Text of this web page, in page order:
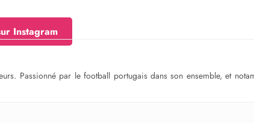
Instagram
Passionné par le football portugais dans son ensemble, et